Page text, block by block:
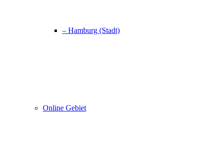
– Hamburg (Stadt)
Online Gebiet